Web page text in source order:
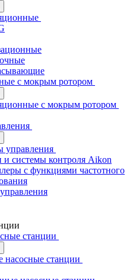
с мокрым ротором
с мокрым ротором
управления
и системы контроля Aikon
с функциями частотного
станции
насосные станции